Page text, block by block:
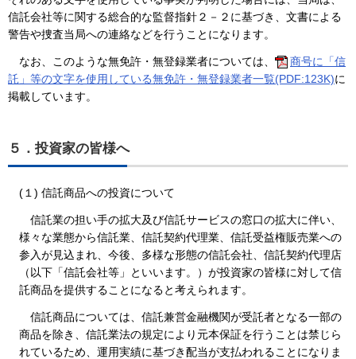
信託会社等に関する総合的な監督指針２－２に基づき、文書による
警告や捜査当局への連絡などを行うことになります。
なお、このような無免許・無登録業者については、
商号に「信
託」等の文字を使用している無免許・無登録業者一覧(PDF:123K)に
掲載しています。
５．投資家の皆様へ
(１) 信託商品への投資について
信託業の担い手の拡大及び信託サービスの窓口の拡大に伴い、
様々な業態から信託業、信託契約代理業、信託受益権販売業への
参入が見込まれ、今後、多様な形態の信託会社、信託契約代理店
（以下「信託会社等」といいます。）が投資家の皆様に対して信
託商品を提供することになると考えられます。
信託商品については、信託兼営金融機関が受託者となる一部の
商品を除き、信託業法の規定により元本保証を行うことは禁じら
れているため、運用実績に基づき配当が支払われることになりま